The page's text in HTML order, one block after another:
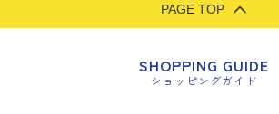
PAGE TOP
SHOPPING GUIDE
ショッピングガイド